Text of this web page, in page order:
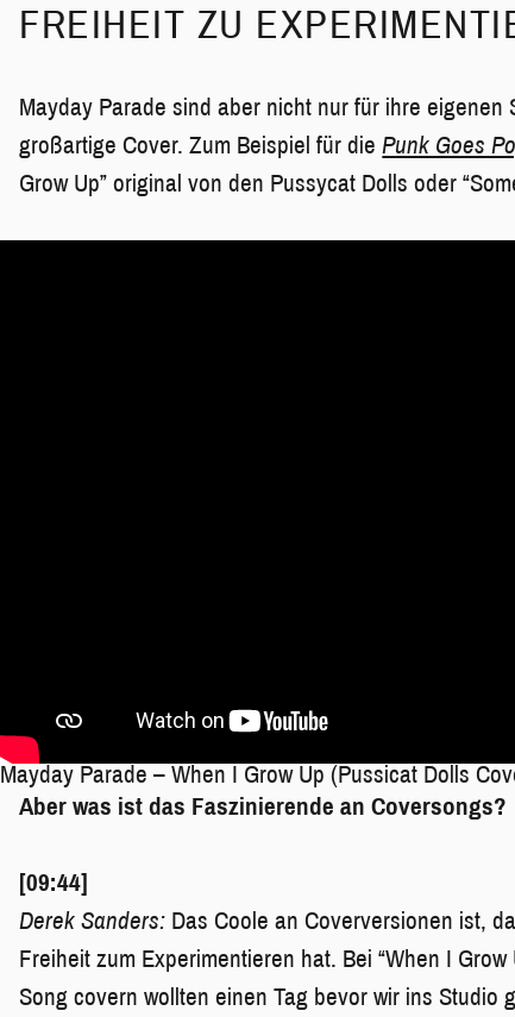
FREIHEIT ZU
Mayday Parade sind aber nicht nur für ihre
großartige Cover. Zum Beispiel für die Punk Goes
Grow Up” original von den Pussycat Dolls oder
Mayday Parade – When I Grow Up (Pussicat Dolls
Aber was ist das Faszinierende an Coversongs?
[09:44]
Derek Sanders: Das Coole an Coverversionen ist,
Freiheit zum Experimentieren hat. Bei “When I
Song covern wollten einen Tag bevor wir ins Studio